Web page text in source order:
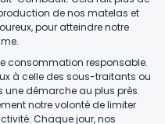
de nos matelas et
pour atteindre notre
consommation responsable.
à celle des sous-traitants ou
une démarche au plus près.
notre volonté de limiter
Chaque jour, nos